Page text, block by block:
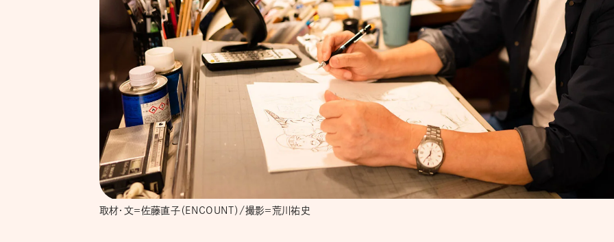
取材・文＝佐藤直子（ENCOUNT）/撮影＝荒川祐史